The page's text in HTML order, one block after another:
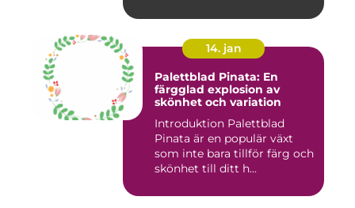
14. jan
Palettblad Pinata: En
färgglad explosion av
skönhet och variation
Introduktion Palettblad
Pinata är en populär växt
som inte bara tillför färg och
skönhet till ditt h...